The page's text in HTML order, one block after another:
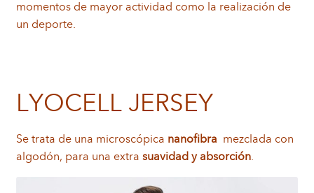
momentos de mayor actividad como la realización de
un deporte.
LYOCELL JERSEY
Se trata de una microscópica nanofibra
mezclada con
algodón, para una extra suavidad y absorción.